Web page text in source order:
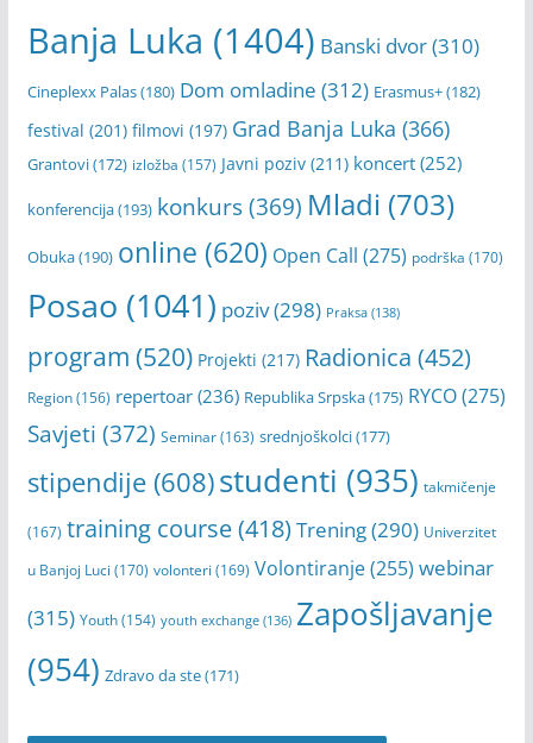
Banja Luka (1404) Banski dvor(310)
Cineplexx Palas(180) Dom omladine (312) Erasmus+(182)
festival (201) filmovi (197) Grad Banja Luka (366)
Grantovi(172) izložba (157) Javni poziv(211) koncert(252)
konferencija(193) konkurs(369) Mladi (703)
Obuka(190) online (620) Open Call (275) podrška (170)
Posao (1041) poziv(298) Praksa(138)
program (520) Projekti (217) Radionica (452)
Region(156) repertoar(236) Republika Srpska(175) RYCO(275)
Savjeti (372) Seminar(163) srednjoškolci(177)
stipendije(608)studenti (935) takmičenje
(167) training course(418) Trening(290) Univerzitet
u Banjoj Luci (170) volonteri (169) Volontiranje(255) webinar
(315) Youth(154) youth exchange(136) Zapošljavanje
(954) Zdravo da ste(171)